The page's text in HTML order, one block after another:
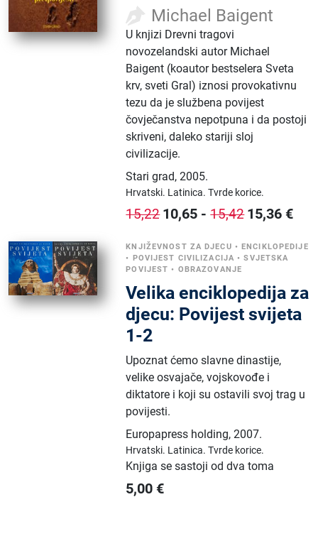
Michael Baigent
U knjizi Drevni tragovi
novozelandski autor Michael
Baigent (koautor bestselera Sveta
krv, sveti Gral) iznosi provokativnu
tezu da je službena povijest
čovječanstva nepotpuna i da postoji
skriveni, daleko stariji sloj
civilizacije.
Stari grad,2005.
Hrvatski. Latinica.Tvrde korice.
15,22 10,65 -15,42 15,36 €
KNJIŽEVNOST ZA DJECU •ENCIKLOPEDIJE
• POVIJEST CIVILIZACIJA •SVJETSKA
POVIJEST • OBRAZOVANJE
Velika enciklopedija za
djecu: Povijest svijeta
1-2
Upoznat ćemo slavne dinastije,
velike osvajače, vojskovođe i
diktatore i koji su ostavili svoj trag u
povijesti.
Europapress holding,2007.
Hrvatski. Latinica.Tvrde korice.
Knjiga se sastoji od dva toma
5,00 €